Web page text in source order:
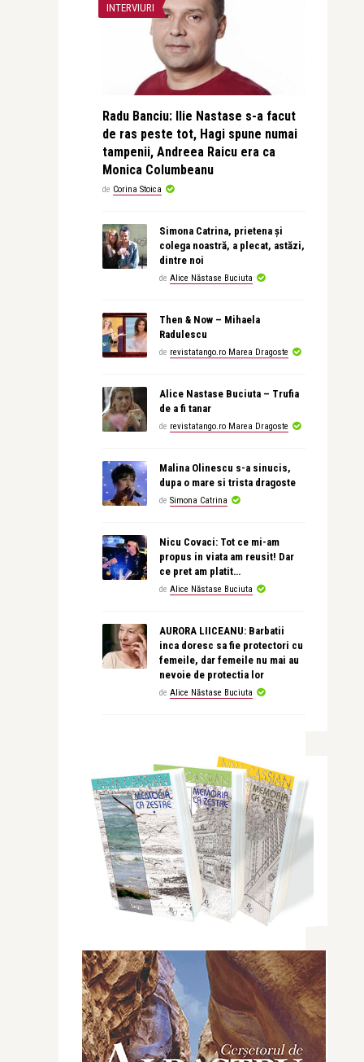
INTERVIURI
Radu Banciu: Ilie Nastase s-a facut
de ras peste tot, Hagi spune numai
tampenii, Andreea Raicu era ca
Monica Columbeanu
de Corina Stoica
Simona Catrina, prietena și
colega noastră, a plecat, astăzi,
dintre noi
de Alice Năstase Buciuta
Then & Now – Mihaela
Radulescu
de revistatango.ro Marea Dragoste
Alice Nastase Buciuta – Trufia
de a fi tanar
de revistatango.ro Marea Dragoste
Malina Olinescu s-a sinucis,
dupa o mare si trista dragoste
de Simona Catrina
Nicu Covaci: Tot ce mi-am
propus in viata am reusit! Dar
ce pret am platit…
de Alice Năstase Buciuta
AURORA LIICEANU: Barbatii
inca doresc sa fie protectori cu
femeile, dar femeile nu mai au
nevoie de protectia lor
de Alice Năstase Buciuta